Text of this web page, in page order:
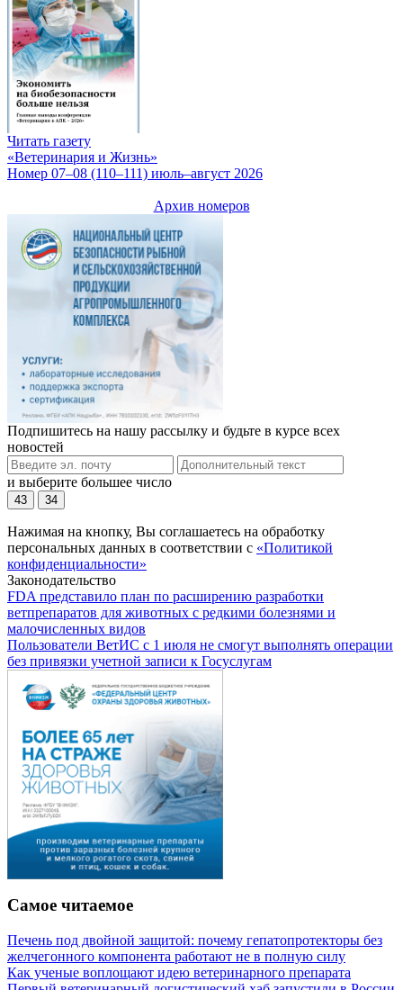
Читать газету
«Ветеринария и Жизнь»
Номер 07–08 (110–111) июль–август 2026
Архив номеров
Подпишитесь на нашу рассылку и будьте в курсе всех
новостей
и выберите большее число
43 34
Нажимая на кнопку, Вы соглашаетесь на обработку
персональных данных в соответствии с «Политикой
конфиденциальности»
Законодательство
FDA представило план по расширению разработки
ветпрепаратов для животных с редкими болезнями и
малочисленных видов
Пользователи ВетИС с 1 июля не смогут выполнять операции
без привязки учетной записи к Госуслугам
Самое читаемое
Печень под двойной защитой: почему гепатопротекторы без
желчегонного компонента работают не в полную силу
Как ученые воплощают идею ветеринарного препарата